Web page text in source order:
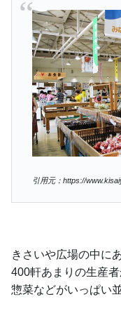
引用元：https://
きさいや広場の中に
400軒あまりの生産
惣菜などがいっぱい